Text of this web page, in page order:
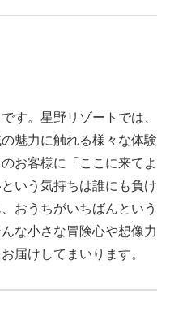
す。星野リゾートでは、
魅力に触れる様々な体験
お客様に「ここに来てよ
いう気持ちは誰にも負け
おうちがいちばんという
な小さな冒険心や想像力
届けしてまいります。